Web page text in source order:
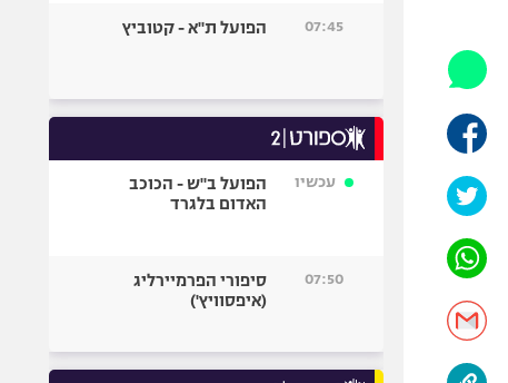
אופניים
כדורמים
פוטבול אמריקאי NFL
בייסבול MLB
ספורט אתגרי
גיימינג E-Sports
07:45 הפועל ת"א - קטוביץ
עכשיו
הפועל ב"ש - הכוכב
האדום בלגרד
07:50
סיפורי הפרמיירליג
(איפסוויץ')